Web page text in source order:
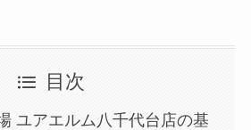
目次
ユアエルム八千代台店の基